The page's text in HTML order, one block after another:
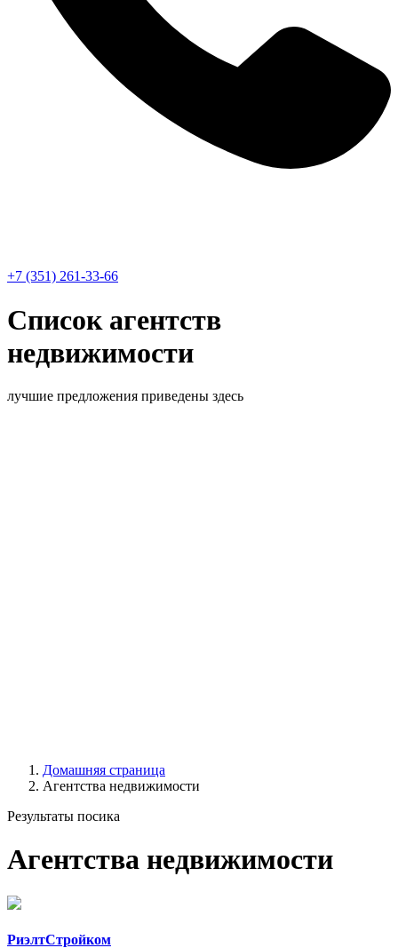
+7 (351) 261-33-66
Список агентств
недвижимости
лучшие предложения приведены здесь
Домашняя страница
Агентства недвижимости
Результаты посика
Агентства недвижимости
РиэлтСтройком